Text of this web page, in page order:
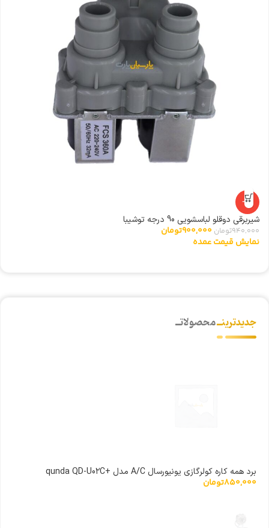
-4%
شیربرقی دوقلو لباسشویی 90 درجه توشیبا
940,000تومان 900,000تومان
نمایش قیمت عمده
جدیدترینــمحصولاتــ
برد همه کاره کولرگازی یونیورسال A/C مدل +qunda QD-U0۲C
850,000تومان